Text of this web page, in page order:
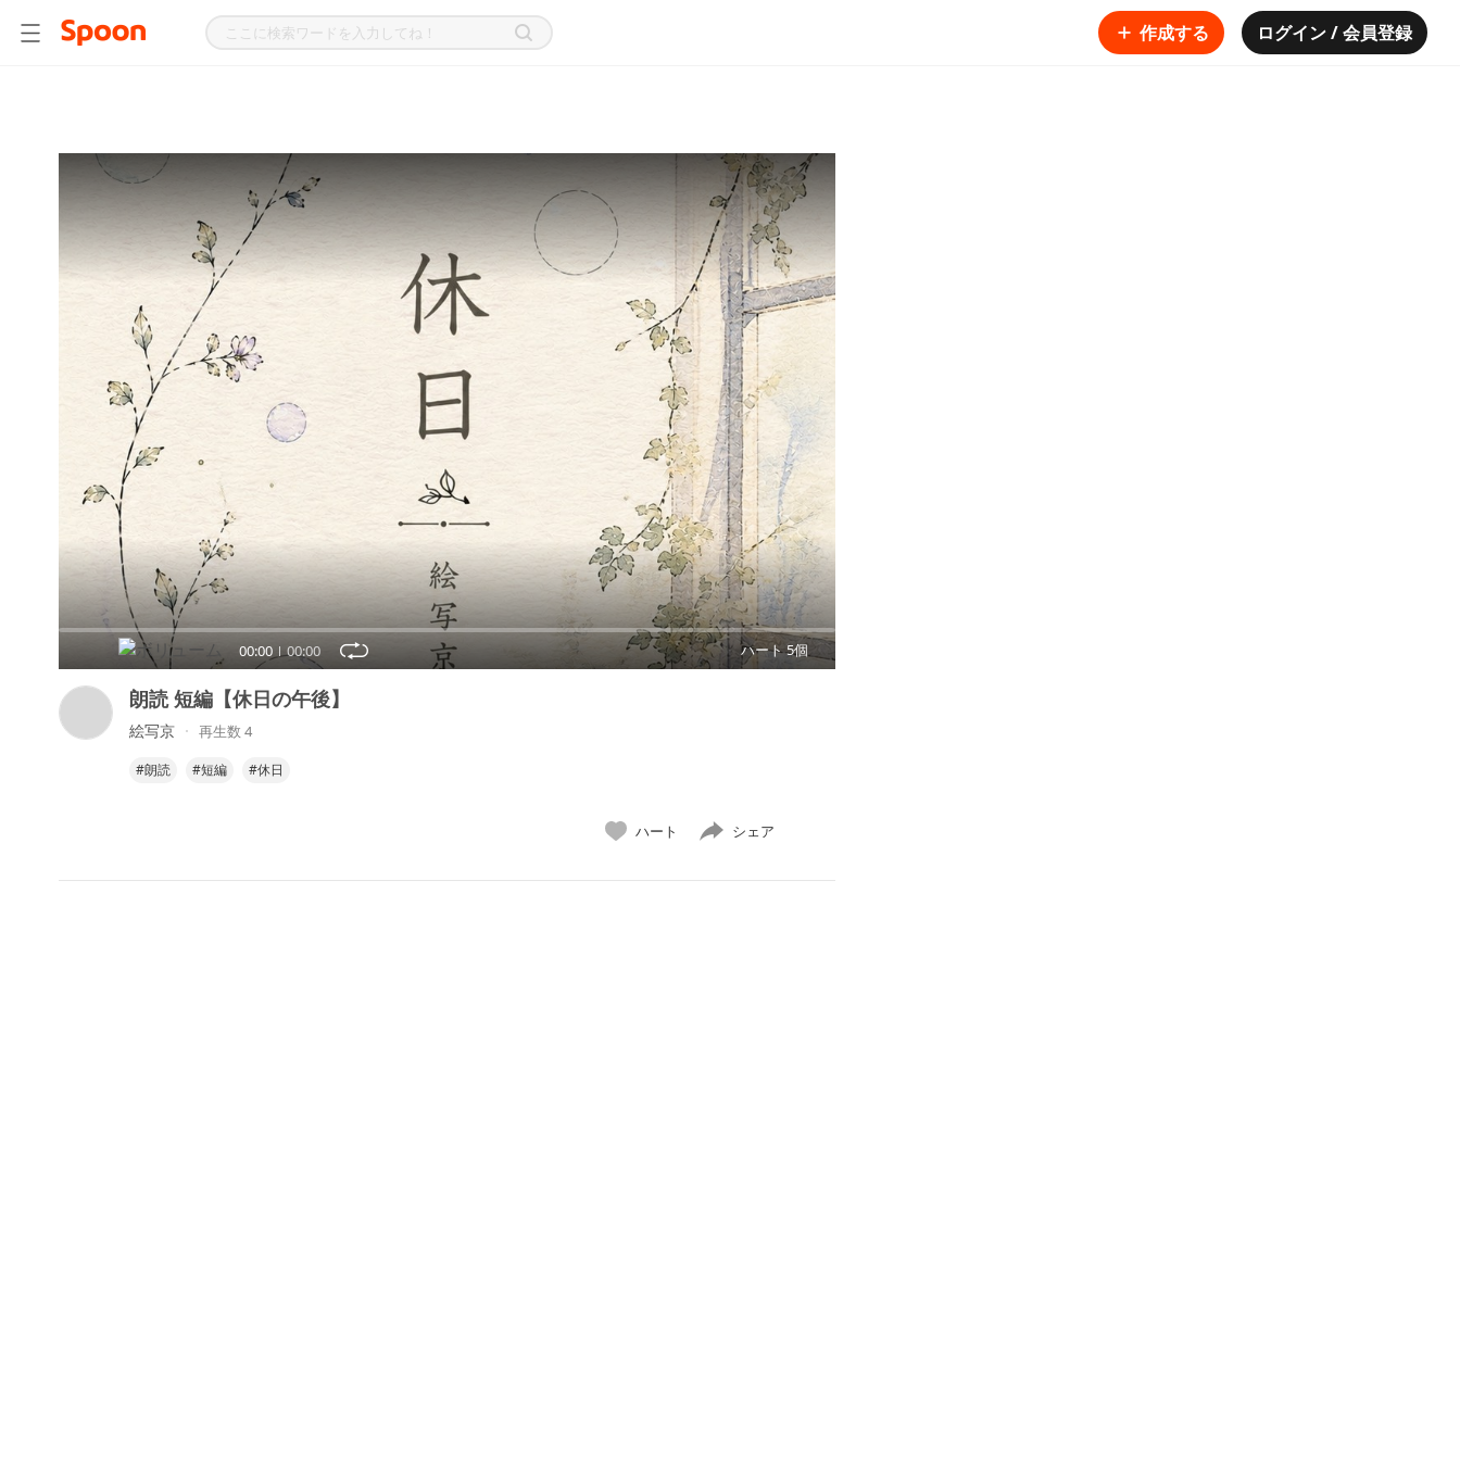
作成する ログイン / 会員登録
00:00 00:00 ハート 5個
朗読 短編【休日の午後】
絵写京 再生数 4
#朗読 #短編 #休日
ハート シェア